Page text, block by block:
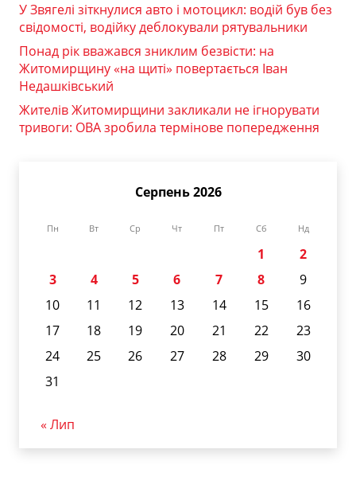
У Звягелі зіткнулися авто і мотоцикл: водій був без
свідомості, водійку деблокували рятувальники
Понад рік вважався зниклим безвісти: на
Житомирщину «на щиті» повертається Іван
Недашківський
Жителів Житомирщини закликали не ігнорувати
тривоги: ОВА зробила термінове попередження
Серпень 2026
Пн Вт Ср Чт Пт Сб Нд
1
2
3
4 5 6 7 8
9
10
11 12 13 14 15
16
17
18 19 20 21 22
23
24
25 26 27 28 29
30
31
« Лип